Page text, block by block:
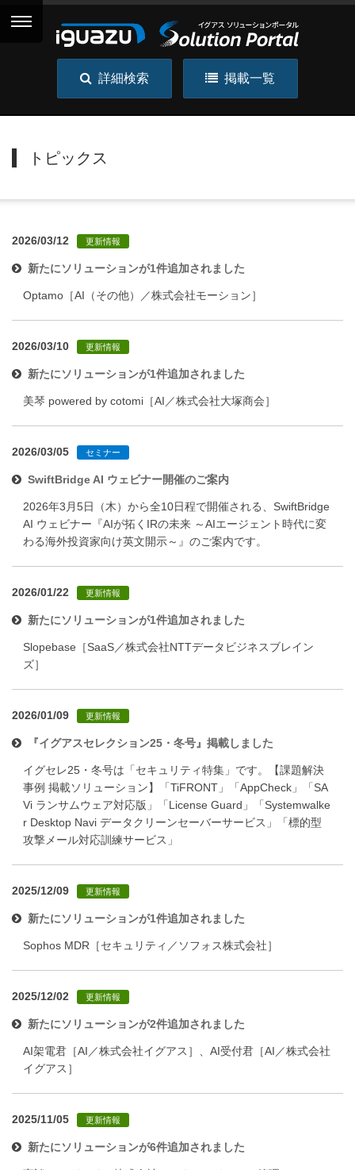
詳細検索 掲載一覧
トピックス
2026/03/12 更新情報
新たにソリューションが1件追加されました
Optamo［AI（その他）／株式会社モーション］
2026/03/10 更新情報
新たにソリューションが1件追加されました
美琴 powered by cotomi［AI／株式会社大塚商会］
2026/03/05 セミナー
SwiftBridge AI ウェビナー開催のご案内
2026年3月5日（木）から全10日程で開催される、SwiftBridge
AI ウェビナー『AIが拓くIRの未来 ～AIエージェント時代に変
わる海外投資家向け英文開示～』のご案内です。
2026/01/22 更新情報
新たにソリューションが1件追加されました
Slopebase［SaaS／株式会社NTTデータビジネスブレイン
ズ］
2026/01/09 更新情報
『イグアスセレクション25・冬号』掲載しました
イグセレ25・冬号は「セキュリティ特集」です。【課題解決
事例 掲載ソリューション】「TiFRONT」「AppCheck」「SA
Vi ランサムウェア対応版」「License Guard」「Systemwalke
r Desktop Navi データクリーンセーバーサービス」「標的型
攻撃メール対応訓練サービス」
2025/12/09 更新情報
新たにソリューションが1件追加されました
Sophos MDR［セキュリティ／ソフォス株式会社］
2025/12/02 更新情報
新たにソリューションが2件追加されました
AI架電君［AI／株式会社イグアス］、AI受付君［AI／株式会社
イグアス］
2025/11/05 更新情報
新たにソリューションが6件追加されました